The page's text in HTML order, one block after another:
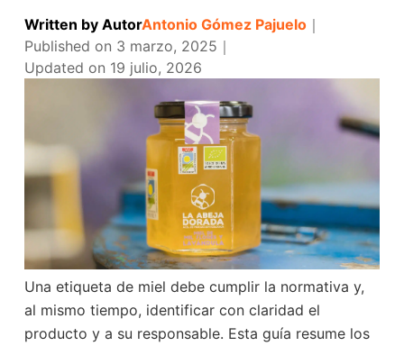
Written by AutorAntonio Gómez Pajuelo｜
Published on 3 marzo, 2025 ｜
Updated on 19 julio, 2026
Una etiqueta de miel debe cumplir la normativa y,
al mismo tiempo, identificar con claridad el
producto y a su responsable. Esta guía resume los